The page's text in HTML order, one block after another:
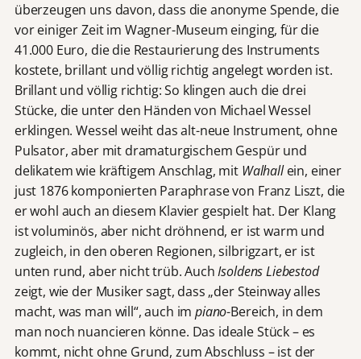
überzeugen uns davon, dass die anonyme Spende, die
vor einiger Zeit im Wagner-Museum einging, für die
41.000 Euro, die die Restaurierung des Instruments
kostete, brillant und völlig richtig angelegt worden ist.
Brillant und völlig richtig: So klingen auch die drei
Stücke, die unter den Händen von Michael Wessel
erklingen. Wessel weiht das alt-neue Instrument, ohne
Pulsator, aber mit dramaturgischem Gespür und
delikatem wie kräftigem Anschlag, mit Walhallein, einer
just 1876 komponierten Paraphrase von Franz Liszt, die
er wohl auch an diesem Klavier gespielt hat. Der Klang
ist voluminös, aber nicht dröhnend, er ist warm und
zugleich, in den oberen Regionen, silbrigzart, er ist
unten rund, aber nicht trüb. AuchIsoldens Liebestod
zeigt, wie der Musiker sagt, dass „der Steinway alles
macht, was man will“, auch impiano-Bereich, in dem
man noch nuancieren könne. Das ideale Stück – es
kommt, nicht ohne Grund, zum Abschluss – ist der